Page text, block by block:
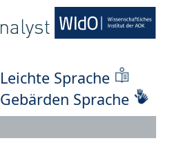
Leichte Sprache
Gebärden Sprache